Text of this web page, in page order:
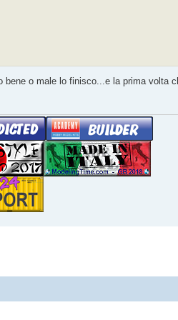
o male lo finisco...e la prima volta